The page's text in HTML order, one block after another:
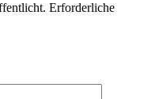
Erforderliche